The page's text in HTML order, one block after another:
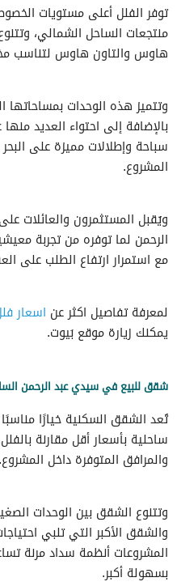
توفر الفلل أعلى مستويات
منتجعات الساحل الشمالي،
هاوس والتاون هاوس لتناسب
وتتميز هذه الوحدات بمساحاتها
بالإضافة إلى احتواء العديد
سباحة وإطلالات مميزة على
المشروع.
ويُقبل المستثمرون والعائلات
الرحمن لما توفره من تجربة
مع استمرار ارتفاع الطلب على
لمعرفة تفاصيل اكثر عن اسعار
يمكنك زيارة موقع بَيوت.
شقق للبيع في سيدي عبد الرحمن
تُعد الشقق السكنية خيارًا
ساحلية بأسعار أقل مقارنة
والمرافق المتوفرة داخل المشروع.
وتتنوع الشقق بين الوحدات
والشقق الأكبر التي تلبي
المشروعات أنظمة سداد مرنة
بسهولة أكبر.